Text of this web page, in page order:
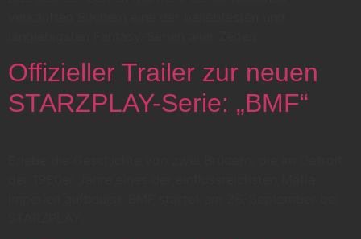
Offizieller Trailer zur neuen
STARZPLAY-Serie: „BMF“